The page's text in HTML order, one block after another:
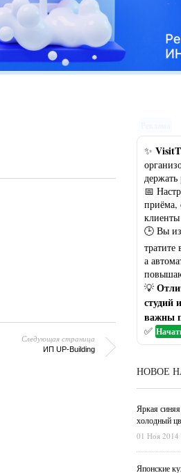
сами: пошаговая инструкция
кухне – советы опытных хозяек
рекомендации по выбору оптимального
Следующая страница
ИП UP-Building
✨
📅
приёма,
🕒 Вы
а
💡
студий
важны
✅
НОВОЕ
Яркая
холодный
01 Ноя 2014
Японские